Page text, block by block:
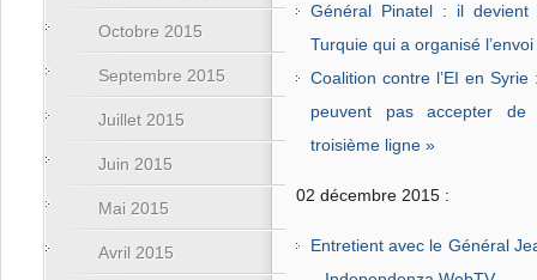
Octobre 2015
Septembre 2015
Juillet 2015
Juin 2015
Mai 2015
Avril 2015
Général Pinatel : il devient
Turquie qui a organisé
Coalition contre l’EI en
peuvent pas accepter
troisième ligne »
02 décembre 2015 :
Entretient avec le Général